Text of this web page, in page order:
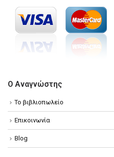
Ο Αναγνώστης
Το βιβλιοπωλείο
Επικοινωνία
Blog